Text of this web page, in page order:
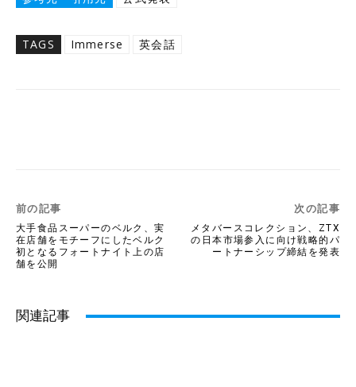
TAGS Immerse 英会話
前の記事
大手食品スーパーのベルク、実
在店舗をモチーフにしたベルク
初となるフォートナイト上の店
舗を公開
次の記事
メタバースコレクション、ZTX
の日本市場参入に向け戦略的パ
ートナーシップ締結を発表
関連記事